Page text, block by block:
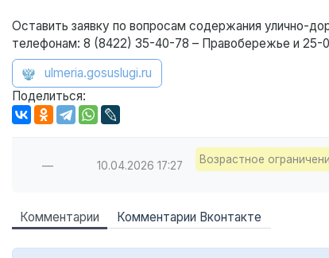
Оставить заявку по вопросам содержания улично-
телефонам: 8 (8422) 35-40-78 – Правобережье и 25-
ulmeria.gosuslugi.ru
Поделиться:
— 10.04.2026 17:27 Возрастное
Комментарии Комментарии Вконтакте